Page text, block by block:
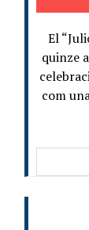
El
quinze
com